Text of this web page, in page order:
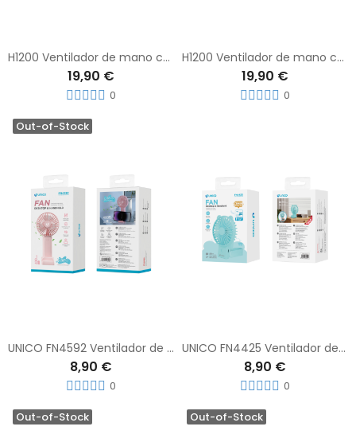
H1200 Ventilador de mano con bateria externa de 4000mAh
19,90 €
0
H1200 Ventilador de mano con bateria externa de 4000mAh
19,90 €
0
Out-of-Stock
UNICO FN4592 Ventilador de Mesa Ajustable de Tres Velocidades 400mAH Rosa
8,90 €
0
UNICO FN4425 Ventilador de Mesa Con Ajuste de Tres Velocidades 400mAh
8,90 €
0
Out-of-Stock Out-of-Stock